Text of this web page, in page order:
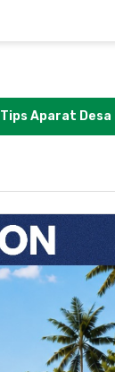
Tips Aparat Desa